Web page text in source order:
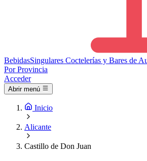
BebidasSingulares Coctelerías y Bares de
Por Provincia
Acceder
Abrir menú
Inicio
Alicante
Castillo de Don Juan